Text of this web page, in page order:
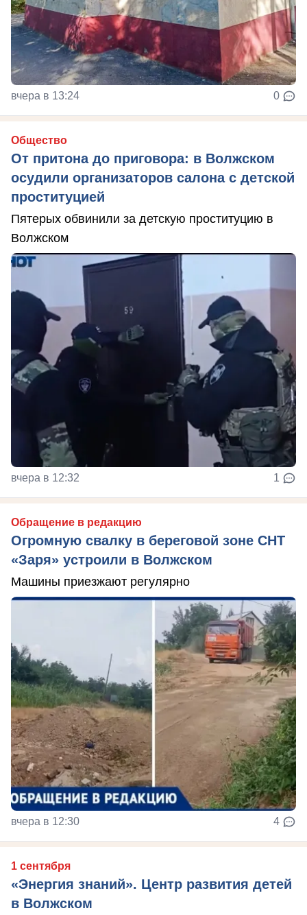
вчера в 13:24 0
Общество
От притона до приговора: в Волжском
осудили организаторов салона с детской
проституцией
Пятерых обвинили за детскую проституцию в
Волжском
вчера в 12:32 1
Обращение в редакцию
Огромную свалку в береговой зоне СНТ
«Заря» устроили в Волжском
Машины приезжают регулярно
вчера в 12:30 4
1 сентября
«Энергия знаний». Центр развития детей
в Волжском